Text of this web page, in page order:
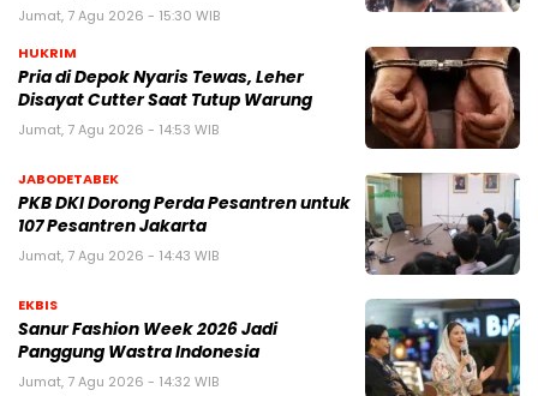
Jumat, 7 Agu 2026 - 15:30 WIB
HUKRIM
Pria di Depok Nyaris Tewas, Leher
Disayat Cutter Saat Tutup Warung
Jumat, 7 Agu 2026 - 14:53 WIB
JABODETABEK
PKB DKI Dorong Perda Pesantren untuk
107 Pesantren Jakarta
Jumat, 7 Agu 2026 - 14:43 WIB
EKBIS
Sanur Fashion Week 2026 Jadi
Panggung Wastra Indonesia
Jumat, 7 Agu 2026 - 14:32 WIB